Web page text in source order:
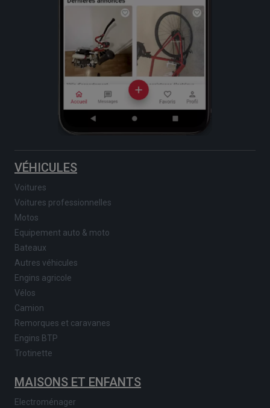
VÉHICULES
Voitures
Voitures professionnelles
Motos
Equipement auto & moto
Bateaux
Autres véhicules
Engins agricole
Vélos
Camion
Remorques et caravanes
Engins BTP
Trotinette
MAISONS ET ENFANTS
Electroménager